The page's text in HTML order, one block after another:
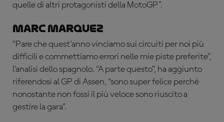
quelle di altri protagonisti della MotoGP™.
Marc Marquez
“Pare che quest'anno vinciamo sui circuiti per noi più
difficili e commettiamo errori nelle mie piste preferite”,
l’analisi dello spagnolo. “A parte questo”, ha aggiunto
riferendosi al GP di Assen, “sono super felice perché
nonostante non fossi il più veloce sono riuscito a
gestire la gara”.